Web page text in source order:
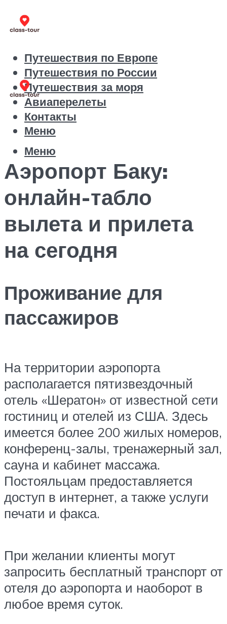
Путешествия по Европе
Путешествия по России
Путешествия за моря
Авиаперелеты
Контакты
Меню
Меню
Аэропорт Баку:
онлайн-табло
вылета и прилета
на сегодня
Проживание для
пассажиров
На территории аэропорта
располагается пятизвездочный
отель «Шератон» от известной сети
гостиниц и отелей из США. Здесь
имеется более 200 жилых номеров,
конференц-залы, тренажерный зал,
сауна и кабинет массажа.
Постояльцам предоставляется
доступ в интернет, а также услуги
печати и факса.
При желании клиенты могут
запросить бесплатный транспорт от
отеля до аэропорта и наоборот в
любое время суток.